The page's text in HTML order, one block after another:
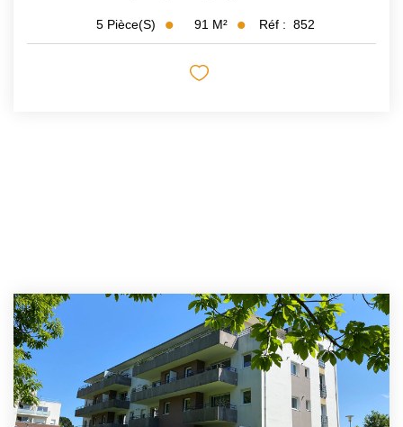
5 Pièce(s) 91 M² Réf : 852